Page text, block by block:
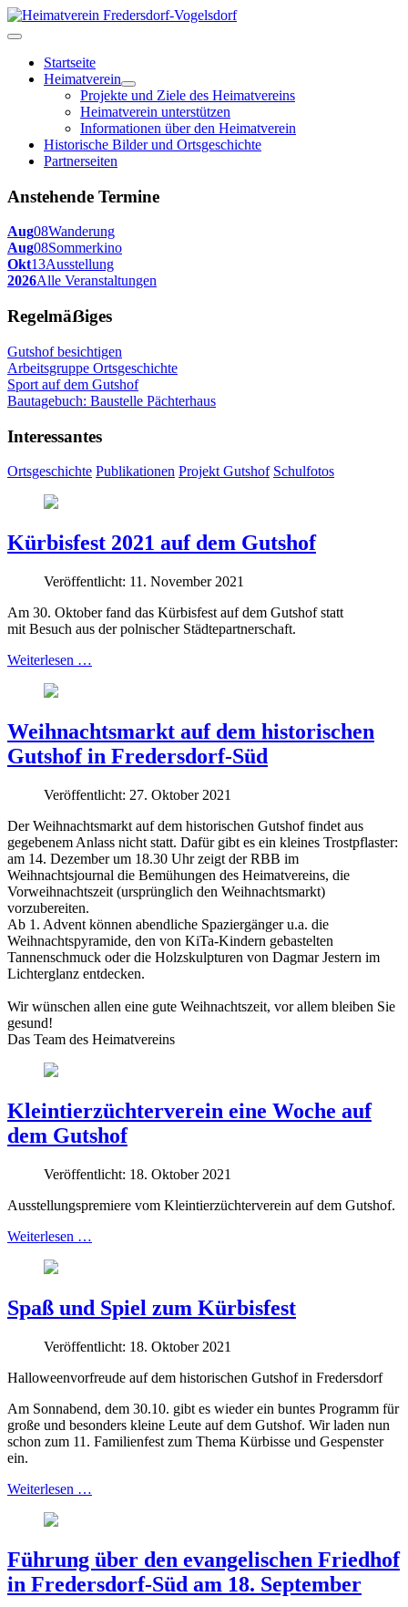
Startseite
Heimatverein
Projekte und Ziele des Heimatvereins
Heimatverein unterstützen
Informationen über den Heimatverein
Historische Bilder und Ortsgeschichte
Partnerseiten
Anstehende Termine
Aug08Wanderung
Aug08Sommerkino
Okt13Ausstellung
2026Alle Veranstaltungen
Regelmäẞiges
Gutshof besichtigen
Arbeitsgruppe Ortsgeschichte
Sport auf dem Gutshof
Bautagebuch: Baustelle Pächterhaus
Interessantes
Ortsgeschichte Publikationen Projekt Gutshof Schulfotos
Kürbisfest 2021 auf dem Gutshof
Veröffentlicht: 11. November 2021
Am 30. Oktober fand das Kürbisfest auf dem Gutshof statt
mit Besuch aus der polnischer Städtepartnerschaft.
Weiterlesen …
Weihnachtsmarkt auf dem historischen
Gutshof in Fredersdorf-Süd
Veröffentlicht: 27. Oktober 2021
Der Weihnachtsmarkt auf dem historischen Gutshof findet aus
gegebenem Anlass nicht statt. Dafür gibt es ein kleines Trostpflaster:
am 14. Dezember um 18.30 Uhr zeigt der RBB im
Weihnachtsjournal die Bemühungen des Heimatvereins, die
Vorweihnachtszeit (ursprünglich den Weihnachtsmarkt)
vorzubereiten.
Ab 1. Advent können abendliche Spaziergänger u.a. die
Weihnachtspyramide, den von KiTa-Kindern gebastelten
Tannenschmuck oder die Holzskulpturen von Dagmar Jestern im
Lichterglanz entdecken.
Wir wünschen allen eine gute Weihnachtszeit, vor allem bleiben Sie
gesund!
Das Team des Heimatvereins
Kleintierzüchterverein eine Woche auf
dem Gutshof
Veröffentlicht: 18. Oktober 2021
Ausstellungspremiere vom Kleintierzüchterverein auf dem Gutshof.
Weiterlesen …
Spaß und Spiel zum Kürbisfest
Veröffentlicht: 18. Oktober 2021
Halloweenvorfreude auf dem historischen Gutshof in Fredersdorf
Am Sonnabend, dem 30.10. gibt es wieder ein buntes Programm für
große und besonders kleine Leute auf dem Gutshof. Wir laden nun
schon zum 11. Familienfest zum Thema Kürbisse und Gespenster
ein.
Weiterlesen …
Führung über den evangelischen Friedhof
in Fredersdorf-Süd am 18. September